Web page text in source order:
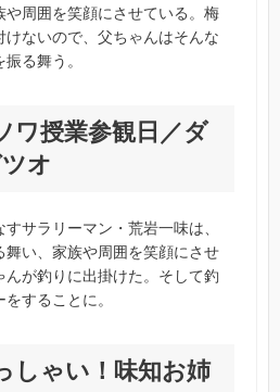
や周囲を笑顔にさせている。梅
けないので、父ちゃんはそんな
る舞う。
ワ授業参観日／ダ
オ
サラリーマン・荒岩一味は、
舞い、家族や周囲を笑顔にさせ
んが釣りに出掛けた。そして釣
することに。
しゃい！味知お姉